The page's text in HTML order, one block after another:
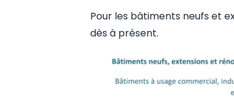
Pour les bâtiments neufs et
dès à présent.